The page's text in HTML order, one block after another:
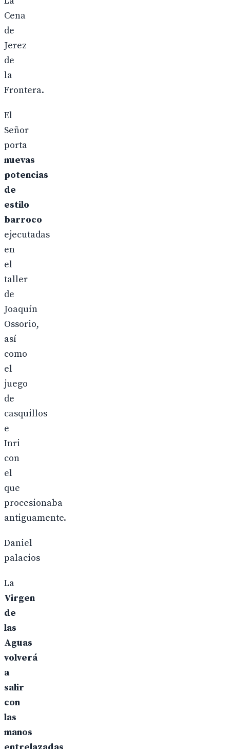
Cena
de
Jerez
de
la
Frontera.
El
Señor
porta
nuevas
potencias
de
estilo
barroco
ejecutadas
en
el
taller
de
Joaquín
Ossorio,
así
como
el
juego
de
casquillos
e
Inri
con
el
que
procesionaba
antiguamente.
Daniel
palacios
La
Virgen
de
las
Aguas
volverá
a
salir
con
las
manos